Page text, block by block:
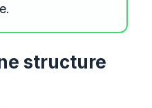
structure